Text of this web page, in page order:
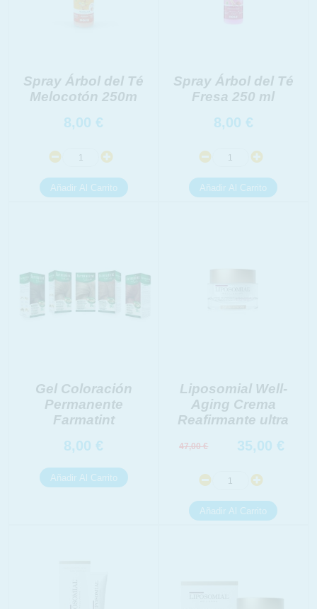
Spray Árbol del Té
Melocotón 250m
8,00 €
Spray Árbol del Té
Fresa 250 ml
8,00 €
Gel Coloración
Permanente
Farmatint
8,00 €
Liposomial Well-
Aging Crema
Reafirmante ultra
47,00€ 35,00 €